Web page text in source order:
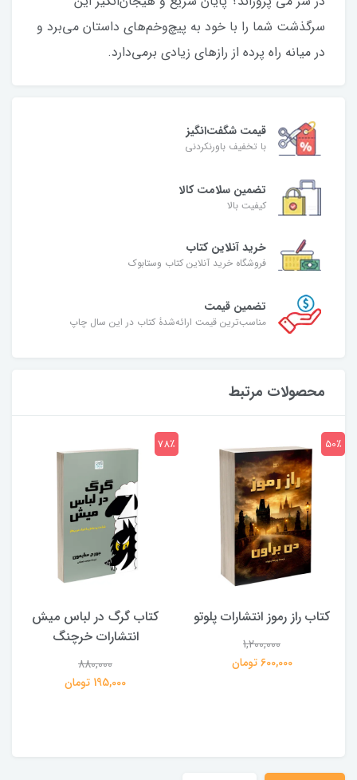
سرگذشت شما را با خود به پیچ‌وخم‌های داستان می‌برد و
در میانه راه پرده از رازهای زیادی برمی‌دارد.
قیمت شگفت‌انگیز
با تخفیف باورنکردنی
تضمین سلامت کالا
کیفیت بالا
خرید آنلاین کتاب
فروشگاه خرید آنلاین کتاب وستابوک
تضمین قیمت
مناسب‌ترین قیمت ارائه‌شدۀ کتاب در این سال چاپ
محصولات مرتبط
کتاب راز رموز انتشارات پلوتو
1,200,000
600,000 تومان
50٪
کتاب گرگ در لباس میش
انتشارات خرچنگ
880,000
195,000 تومان
78٪